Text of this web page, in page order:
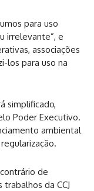
para uso
irrelevante”, e
associações
los para uso na
simplificado,
Poder Executivo.
ambiental
de
da CCJ